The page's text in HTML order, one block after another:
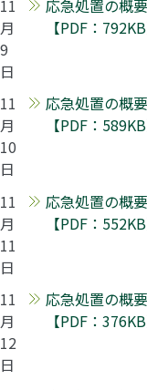
11
月
9
日
応急処置の概
【PDF：792KB
11
月
10
日
応急処置の概
【PDF：589KB
11
月
11
日
応急処置の概
【PDF：552KB
11
月
12
日
応急処置の概
【PDF：376KB